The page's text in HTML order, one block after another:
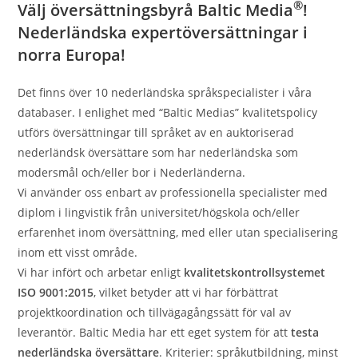
Välj översättningsbyrå Baltic Media®!
Nederländska expertöversättningar i
norra Europa!
Det finns över 10 nederländska språkspecialister i våra
databaser. I enlighet med “Baltic Medias” kvalitetspolicy
utförs översättningar till språket av en auktoriserad
nederländsk översättare som har nederländska som
modersmål och/eller bor i Nederländerna.
Vi använder oss enbart av professionella specialister med
diplom i lingvistik från universitet/högskola och/eller
erfarenhet inom översättning, med eller utan specialisering
inom ett visst område.
Vi har infört och arbetar enligt kvalitetskontrollsystemet
ISO 9001:2015, vilket betyder att vi har förbättrat
projektkoordination och tillvägagångssätt för val av
leverantör. Baltic Media har ett eget system för atttesta
nederländska översättare. Kriterier: språkutbildning, minst